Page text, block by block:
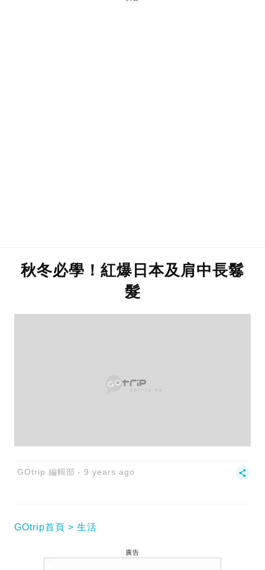
秋冬必學！紅爆日本及肩中長鬈
髮
GOtrip 編輯部 9 years ago
GOtrip首頁 生活
廣告